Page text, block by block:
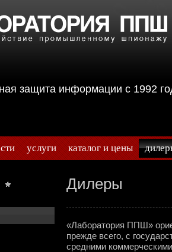
защита информации с
услуги каталог и цены
Дилеры
«Лаборатория ППШ»
прежде всего, с
средними